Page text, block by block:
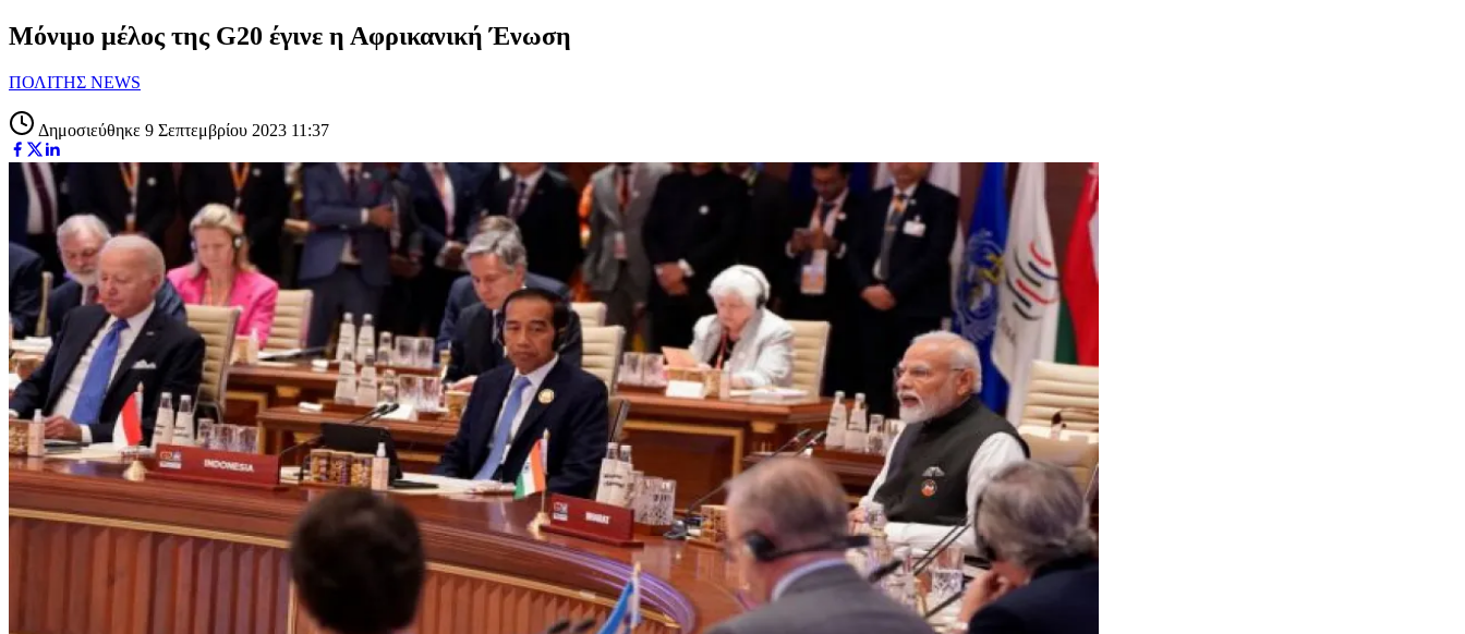
Μόνιμο μέλος της G20 έγινε η Αφρικανική Ένωση
ΠΟΛΙΤΗΣ NEWS
Δημοσιεύθηκε 9 Σεπτεμβρίου 2023 11:37